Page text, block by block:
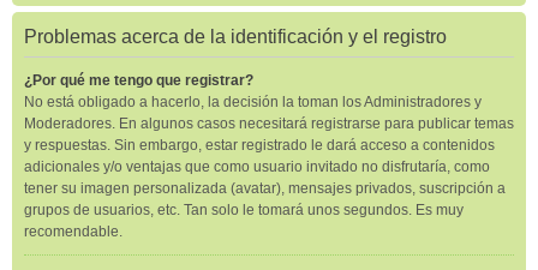
Problemas acerca de la identificación y el registro
¿Por qué me tengo que registrar?
No está obligado a hacerlo, la decisión la toman los Administradores y
Moderadores. En algunos casos necesitará registrarse para publicar temas
y respuestas. Sin embargo, estar registrado le dará acceso a contenidos
adicionales y/o ventajas que como usuario invitado no disfrutaría, como
tener su imagen personalizada (avatar), mensajes privados, suscripción a
grupos de usuarios, etc. Tan solo le tomará unos segundos. Es muy
recomendable.